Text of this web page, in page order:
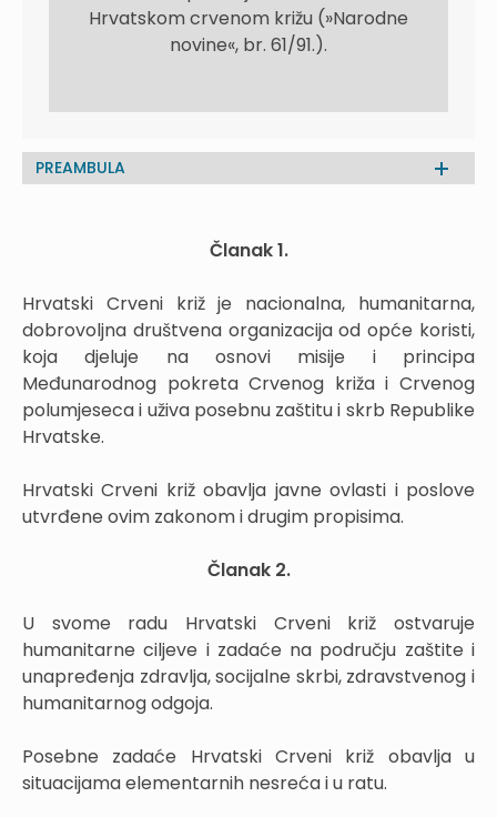
Hrvatskom crvenom križu (»Narodne
novine«, br. 61/91.).
PREAMBULA
Članak 1.
Hrvatski Crveni križ je nacionalna, humanitarna,
dobrovoljna društvena organizacija od opće koristi,
koja djeluje na osnovi misije i principa
Međunarodnog pokreta Crvenog križa i Crvenog
polumjeseca i uživa posebnu zaštitu i skrb Republike
Hrvatske.
Hrvatski Crveni križ obavlja javne ovlasti i poslove
utvrđene ovim zakonom i drugim propisima.
Članak 2.
U svome radu Hrvatski Crveni križ ostvaruje
humanitarne ciljeve i zadaće na području zaštite i
unapređenja zdravlja, socijalne skrbi, zdravstvenog i
humanitarnog odgoja.
Posebne zadaće Hrvatski Crveni križ obavlja u
situacijama elementarnih nesreća i u ratu.